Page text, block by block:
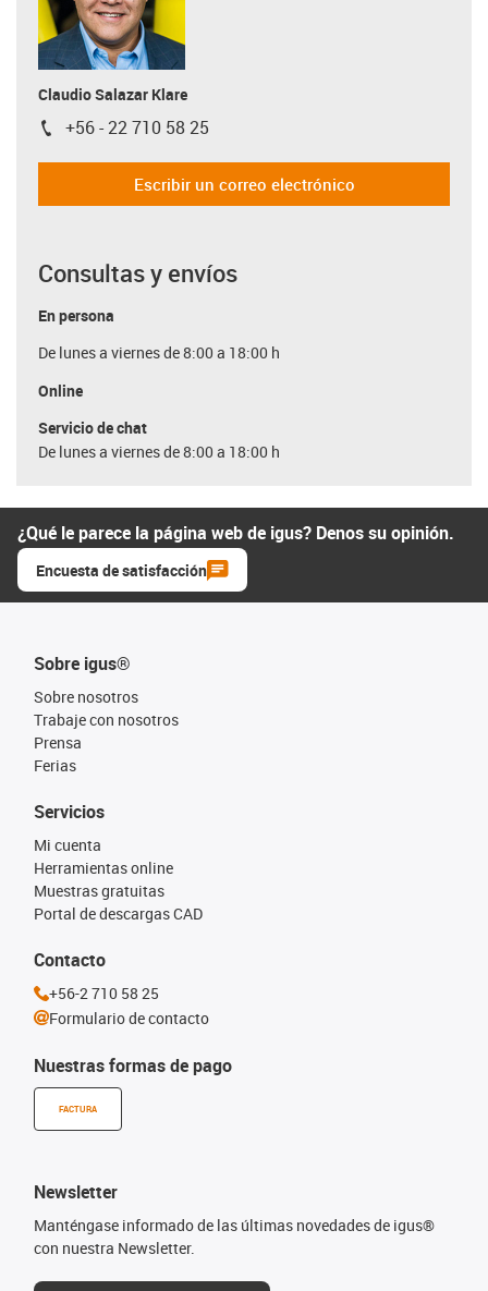
Claudio Salazar Klare
igus-icon-phone
+56 - 22 710 58 25
Escribir un correo electrónico
Consultas y envíos
En persona
De lunes a viernes de 8:00 a 18:00 h
Online
Servicio de chat
De lunes a viernes de 8:00 a 18:00 h
¿Qué le parece la página web de igus? Denos su opinión.
Encuesta de satisfacción
Sobre igus®
Sobre nosotros
Trabaje con nosotros
Prensa
Ferias
Nuestras formas de pago
FACTURA
Servicios
Mi cuenta
Herramientas online
Muestras gratuitas
Portal de descargas CAD
Newsletter
Manténgase informado de las últimas novedades de igus®
con nuestra Newsletter.
Contacto
+56-2 710 58 25
Formulario de contacto